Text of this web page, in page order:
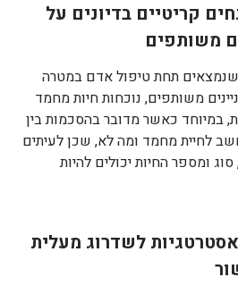
קריטיים בדיונים על
משותפים
תחת טיפול אדם במטרה
משותפים, נוכחות חיות מחמד
במיוחד כאשר מדובר בהסכמות בין
לחיית מחמד ומה לא, שכן לעיתים
ומספר החיות יכולים להיות
לשדרוג מעלית